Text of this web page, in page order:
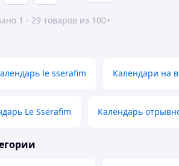
1 - 29 товаров из 100+
le sserafim Календари на
Le Sserafim Календарь